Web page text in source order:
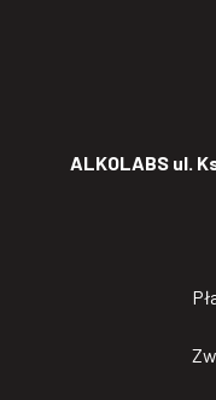
ALKOLABS ul.